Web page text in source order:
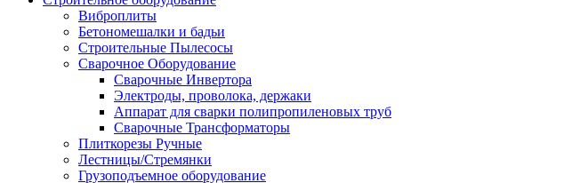
Виброплиты
Бетономешалки и бадьи
Строительные Пылесосы
Сварочное Оборудование
Сварочные Инвертора
Электроды, проволока, держаки
Аппарат для сварки полипропиленовых труб
Сварочные Трансформаторы
Плиткорезы Ручные
Лестницы/Стремянки
Грузоподъемное оборудование